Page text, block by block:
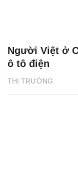
THỊ TRƯỜNG
Người Việt ở
ô tô điện